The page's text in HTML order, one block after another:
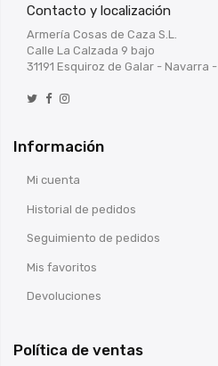
Contacto y localización
Armería Cosas de Caza S.L.
Calle La Calzada 9 bajo
31191 Esquiroz de Galar - Navarra -
Información
Mi cuenta
Historial de pedidos
Seguimiento de pedidos
Mis favoritos
Devoluciones
Política de ventas